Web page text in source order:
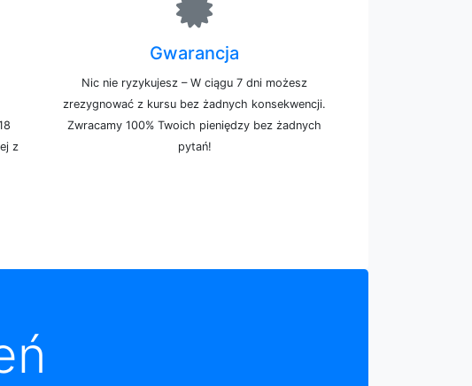
z
Gwarancja
Nic nie ryzykujesz – W ciągu 7 dni możesz
zrezygnować z kursu bez żadnych konsekwencji.
Zwracamy 100% Twoich pieniędzy bez żadnych
pytań!